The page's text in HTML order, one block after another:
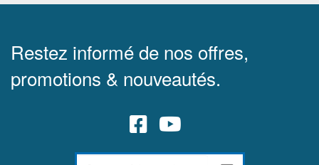
Restez informé de nos offres,
promotions & nouveautés.